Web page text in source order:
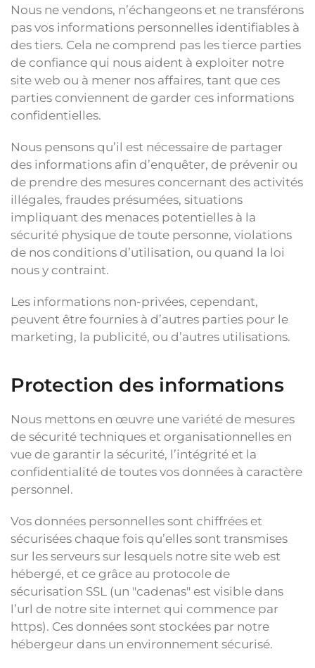
Nous ne vendons, n’échangeons et ne transférons
pas vos informations personnelles identifiables à
des tiers. Cela ne comprend pas les tierce parties
de confiance qui nous aident à exploiter notre
site web ou à mener nos affaires, tant que ces
parties conviennent de garder ces informations
confidentielles.
Nous pensons qu’il est nécessaire de partager
des informations afin d’enquêter, de prévenir ou
de prendre des mesures concernant des activités
illégales, fraudes présumées, situations
impliquant des menaces potentielles à la
sécurité physique de toute personne, violations
de nos conditions d’utilisation, ou quand la loi
nous y contraint.
Les informations non-privées, cependant,
peuvent être fournies à d’autres parties pour le
marketing, la publicité, ou d’autres utilisations.
Protection des informations
Nous mettons en œuvre une variété de mesures
de sécurité techniques et organisationnelles en
vue de garantir la sécurité, l’intégrité et la
confidentialité de toutes vos données à caractère
personnel.
Vos données personnelles sont chiffrées et
sécurisées chaque fois qu’elles sont transmises
sur les serveurs sur lesquels notre site web est
hébergé, et ce grâce au protocole de
sécurisation SSL (un "cadenas" est visible dans
l’url de notre site internet qui commence par
https). Ces données sont stockées par notre
hébergeur dans un environnement sécurisé.